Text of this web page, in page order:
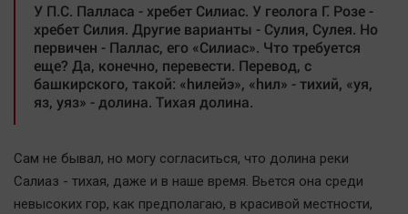
English version
Online-консультация
Актуальная тема
Блогеркуль
Быстрый медиазавод
У П.С. Палласа - хребет Силиас. У геолога Г. Розе -
хребет Силия. Другие варианты - Сулия, Сулея. Но
первичен - Паллас, его «Силиас». Что требуется
еще? Да, конечно, перевести. Перевод, с
башкирского, такой: «hилейэ», «hил» - тихий, «уя,
яз, уяз» - долина. Тихая долина.
Сам не бывал, но могу согласиться, что долина реки
Салиаз - тихая, даже и в наше время. Вьется она среди
невысоких гор, как предполагаю, в красивой местности,